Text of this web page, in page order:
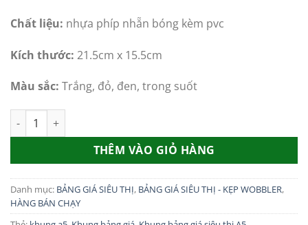
Chất liệu: nhựa phíp nhẵn bóng kèm pvc
Kích thước: 21.5cm x 15.5cm
Màu sắc: Trắng, đỏ, đen, trong suốt
Khung bảng giá siêu thị A5 số lượng
THÊM VÀO GIỎ HÀNG
Danh mục: BẢNG GIÁ SIÊU THỊ, BẢNG GIÁ SIÊU THỊ - KẸP WOBBLER,
HÀNG BÁN CHẠY